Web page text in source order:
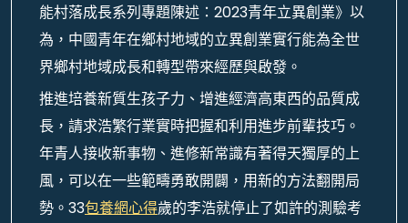
能村落成長系列專題陳述：2023青年立異創業》以
為，中國青年在鄉村地域的立異創業實行能為全世
界鄉村地域成長和轉型帶來經歷與啟發。
推進培養新質生孩子力、增進經濟高東西的品質成
長，請求浩繁行業實時把握和利用進步前輩技巧。
年青人接收新事物、進修新常識有著得天獨厚的上
風，可以在一些範疇勇敢開闢，用新的方法翻開局
勢。33包養網心得歲的李浩就停止了如許的測驗考